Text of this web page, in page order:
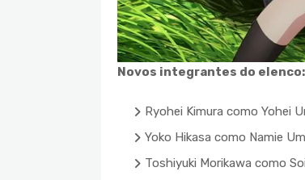
Novos integrantes do elenco:
Ryohei Kimura como Yohei
Yoko Hikasa como Namie
Toshiyuki Morikawa como